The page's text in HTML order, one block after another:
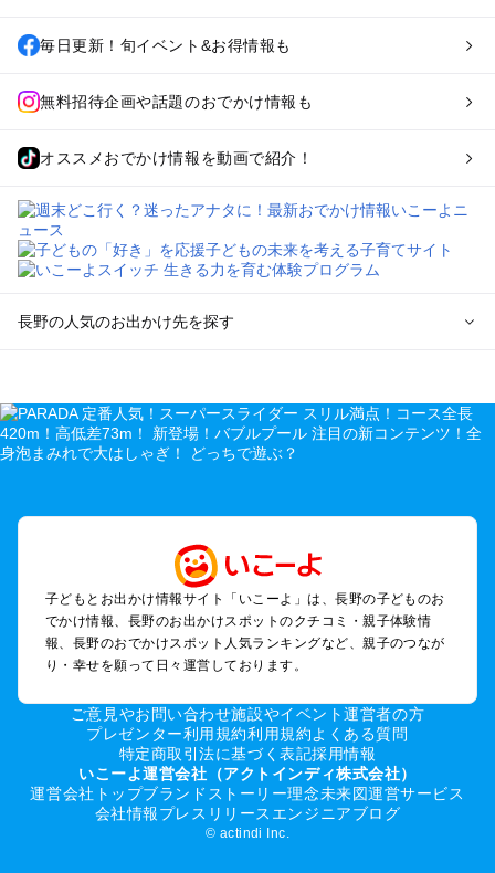
毎日更新！旬イベント&お得情報も
無料招待企画や話題のおでかけ情報も
オススメおでかけ情報を動画で紹介！
長野の人気のお出かけ先を探す
を探す
軽井沢・万座・嬬恋・北軽井沢のプールお出かけ
松本・上高地・諏訪・乗鞍・美ヶ原のプールお出かけ
伊那・駒ヶ根・飯田・昼神（伊那路）のプールお出かけ
蓼科・白樺湖・車山・女神湖・姫木平のプールお出かけ
安曇野・大町のプールお出かけ
白馬・小谷のプールお出かけ
八ヶ岳・野辺山・富士見・原村・小海線沿線のプールお出かけ
木曽路・木曽周辺のプールお出かけ
飯山・斑尾・信濃町・黒姫のプールお出かけ
千曲・戸倉上山田のプールお出かけ
須坂・菅平高原・峰の原高原のプールお出かけ
長野の定番お出かけスポット
子どもとお出かけ情報サイト「いこーよ」は、長野の子どものお
でかけ情報、長野のお出かけスポットのクチコミ・親子体験情
報、長野のおでかけスポット人気ランキングなど、親子のつなが
り・幸せを願って日々運営しております。
ご意見やお問い合わせ施設やイベント運営者の方
プレゼンター利用規約利用規約よくある質問
特定商取引法に基づく表記採用情報
いこーよ運営会社（アクトインディ株式会社）
運営会社トップブランドストーリー理念未来図運営サービス
会社情報プレスリリース エンジニアブログ
© actindi Inc.